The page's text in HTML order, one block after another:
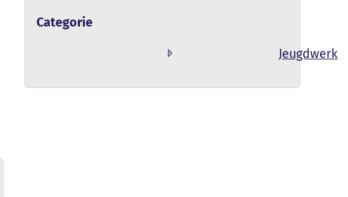
Categorie
Jeugdwerk